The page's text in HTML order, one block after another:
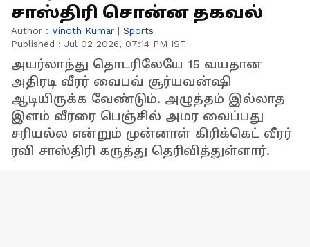
சாஸ்திரி சொன்ன தகவல்
Author : Vinoth Kumar | Sports
Published : Jul 02 2026, 07:14 PM IST
அயர்லாந்து தொடரிலேயே 15 வயதான
அதிரடி வீரர் வைபவ் சூர்யவன்ஷி
ஆடியிருக்க வேண்டும். அழுத்தம் இல்லாத
இளம் வீரரை பெஞ்சில் அமர வைப்பது
சரியல்ல என்றும் முன்னாள் கிரிக்கெட் வீரர்
ரவி சாஸ்திரி கருத்து தெரிவித்துள்ளார்.